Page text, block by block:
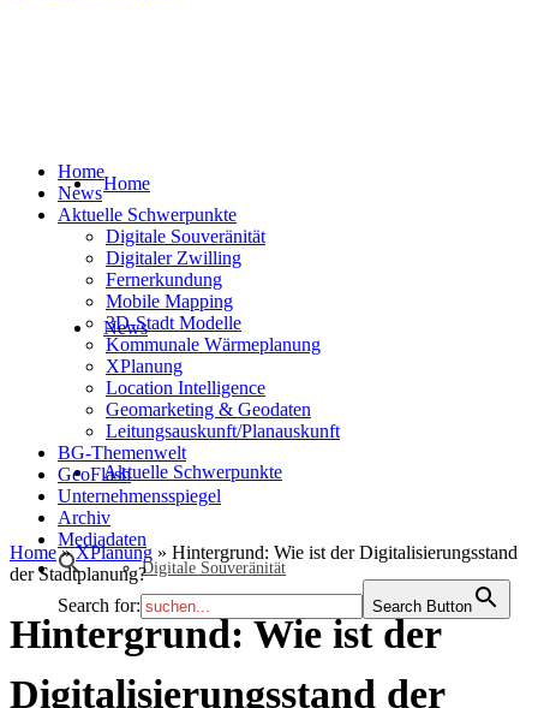
Home
News
Aktuelle Schwerpunkte
Digitale Souveränität
Home
News
Aktuelle Schwerpunkte
Digitale Souveränität
Digitaler Zwilling
Fernerkundung
Mobile Mapping
3D-Stadt Modelle
Kommunale Wärmeplanung
XPlanung
Location Intelligence
Geomarketing & Geodaten
Leitungsauskunft/Planauskunft
BG-Themenwelt
GeoFlash
Unternehmensspiegel
Archiv
Mediadaten
Search for: Search Button
Home»XPlanung » Hintergrund: Wie ist der Digitalisierungsstand
der Stadtplanung?
Hintergrund: Wie ist der
Digitalisierungsstand der